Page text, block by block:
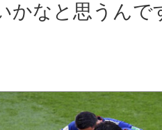
かなと思うんで